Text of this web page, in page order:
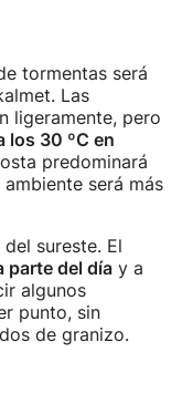
tormentas será
Las
ligeramente, pero
los 30 ºC en
predominará
será más
sureste. El
parte del día y a
algunos
punto, sin
de granizo.